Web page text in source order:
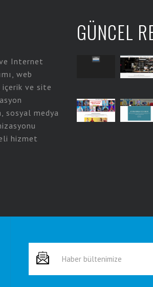
Internet
web
ve site
sosyal medya
hizmet
GÜNCEL